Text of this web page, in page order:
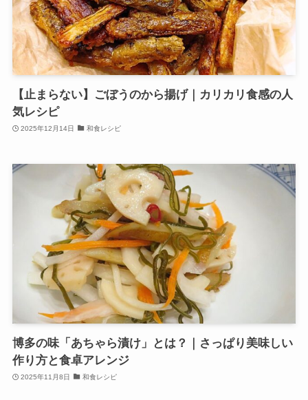
【止まらない】ごぼうのから揚げ｜カリカリ食感の人
気レシピ
2025年12月14日 和食レシピ
博多の味「あちゃら漬け」とは？｜さっぱり美味しい
作り方と食卓アレンジ
2025年11月8日 和食レシピ